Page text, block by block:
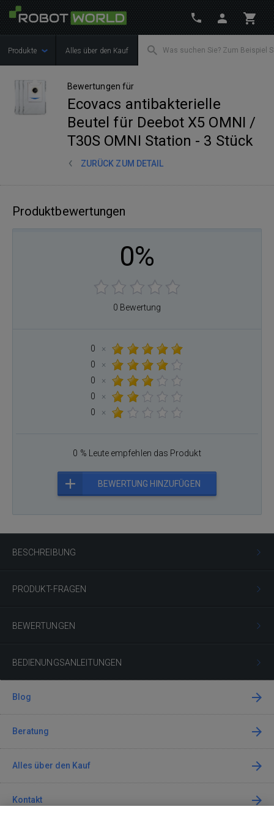
Produkte Alles über den Kauf
Bewertungen für
Ecovacs antibakterielle
Beutel für Deebot X5 OMNI /
T30S OMNI Station - 3 Stück
ZURÜCK ZUM DETAIL
BESCHREIBUNG
PRODUKT-FRAGEN
BEWERTUNGEN
BEDIENUNGSANLEITUNGEN
Produktbewertungen
0%
0 Bewertung
0
×
0
×
0
×
0
×
0
×
0 % Leute empfehlen das Produkt
BEWERTUNG HINZUFÜGEN
Blog
Beratung
Alles über den Kauf
Kontakt